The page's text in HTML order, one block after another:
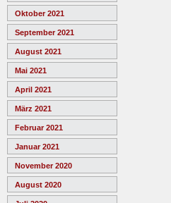
Oktober 2021
September 2021
August 2021
Mai 2021
April 2021
März 2021
Februar 2021
Januar 2021
November 2020
August 2020